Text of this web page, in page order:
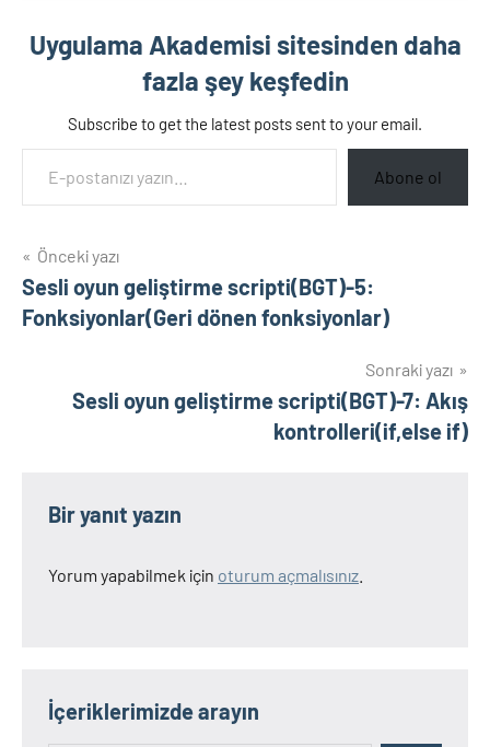
Uygulama Akademisi sitesinden daha
fazla şey keşfedin
Subscribe to get the latest posts sent to your email.
E-postanızı yazın…
Abone ol
Yazı
gezinmesi
Önceki yazı
Sesli oyun geliştirme scripti(BGT)-5:
Fonksiyonlar(Geri dönen fonksiyonlar)
Sonraki yazı
Sesli oyun geliştirme scripti(BGT)-7: Akış
kontrolleri(if,else if)
Bir yanıt yazın
Yorum yapabilmek için oturum açmalısınız
İçeriklerimizde arayın